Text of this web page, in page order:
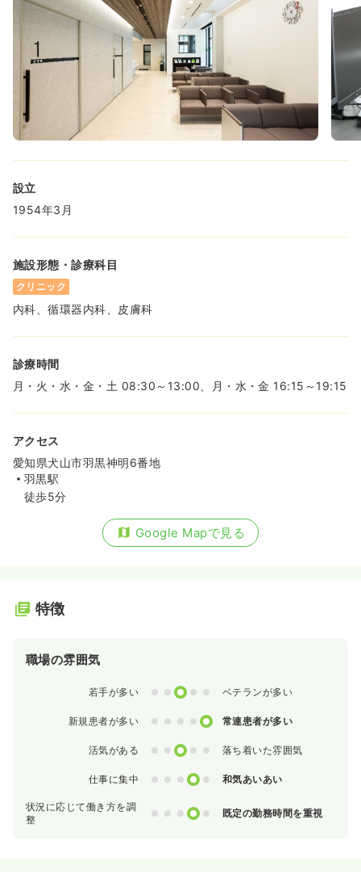
設立
1954年3月
施設形態・診療科目
クリニック
内科、循環器内科、皮膚科
診療時間
月・火・水・金・土 08:30～13:00、月・水・金 16:15～19:15
アクセス
愛知県犬山市羽黒神明6番地
羽黒駅
徒歩5分
Google Mapで見る
特徴
職場の雰囲気
若手が多い 0 1 2 3 4 ベテランが多い
新規患者が多い 0 1 2 3 4 常連患者が多い
活気がある 0 1 2 3 4 落ち着いた雰囲気
仕事に集中 0 1 2 3 4 和気あいあい
状況に応じて働き方を調
整
0 1 2 3 4 既定の勤務時間を重視